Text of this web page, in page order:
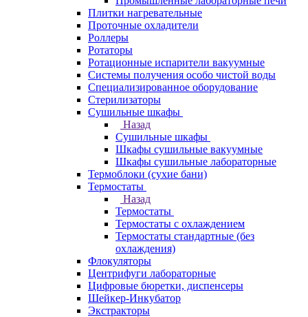
Плитки нагревательные
Проточные охладители
Роллеры
Ротаторы
Ротационные испарители вакуумные
Системы получения особо чистой воды
Специализированное оборудование
Стерилизаторы
Сушильные шкафы
Назад
Сушильные шкафы
Шкафы сушильные вакуумные
Шкафы сушильные лабораторные
Термоблоки (сухие бани)
Термостаты
Назад
Термостаты
Термостаты с охлаждением
Термостаты стандартные (без
охлаждения)
Флокуляторы
Центрифуги лабораторные
Цифровые бюретки, диспенсеры
Шейкер-Инкубатор
Экстракторы